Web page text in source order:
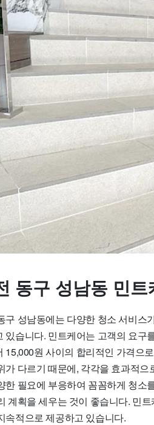
동구 성남동 민트
구 성남동에는 다양한 청소 서비스
있습니다. 민트케어는 고객의 요구
15,000원 사이의 합리적인 가격으
가 다르기 때문에, 각각을 효과적
한 필요에 부응하여 꼼꼼하게 청소
계획을 세우는 것이 좋습니다. 민
속적으로 제공하고 있습니다.